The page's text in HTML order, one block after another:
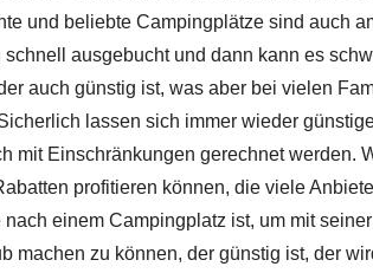
und beliebte Campingplätze sind auch
ausgebucht und dann kann es
auch günstig ist, was aber bei vielen
lassen sich immer wieder
mit Einschränkungen gerechnet werden.
profitieren können, die viele
nach einem Campingplatz ist, um mit
machen zu können, der günstig ist, der